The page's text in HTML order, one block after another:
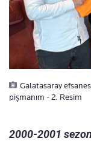
Galatasaray
pişmanım - 2. Resim
2000-2001